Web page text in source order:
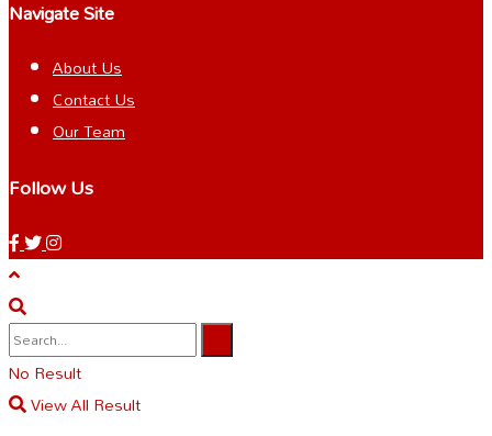
Navigate Site
About Us
Contact Us
Our Team
Follow Us
No Result
View All Result